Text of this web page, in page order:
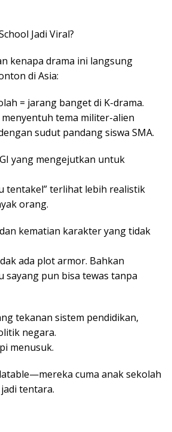
Jadi Viral?
kenapa drama ini langsung
di Asia:
= jarang banget di K-drama.
tema militer-alien
sudut pandang siswa SMA.
yang mengejutkan untuk
tentakel” terlihat lebih realistik
orang.
kematian karakter yang tidak
ada plot armor. Bahkan
sayang pun bisa tewas tanpa
tekanan sistem pendidikan,
negara.
menusuk.
cuma anak sekolah
tentara.